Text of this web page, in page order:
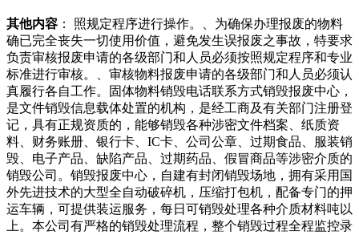
其他内容 ： 照规定程序进行操作。、为确保办理报废的物料
确已完全丧失一切使用价值，避免发生误报废之事故，特要求
负责审核报废申请的各级部门和人员必须按照规定程序和专业
标准进行审核。、审核物料报废申请的各级部门和人员必须认
真履行各自工作。固体物料销毁电话联系方式销毁报废中心，
是文件销毁信息载体处置的机构，是经工商及有关部门注册登
记，具有正规资质的，能够销毁各种涉密文件档案、纸质资
料、财务账册、银行卡、IC卡、公司公章、过期食品、服装销
毁、电子产品、缺陷产品、过期药品、假冒商品等涉密介质的
销毁公司。销毁报废中心，自建有封闭销毁场地，拥有采用国
外先进技术的大型全自动破碎机，压缩打包机，配备专门的押
运车辆，可提供装运服务，每日可销毁处理各种介质材料吨以
上。本公司有严格的销毁处理流程，整个销毁过程全程监控录